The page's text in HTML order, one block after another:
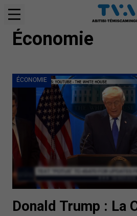
Économie
ÉCONOMIE
Donald Trump : La